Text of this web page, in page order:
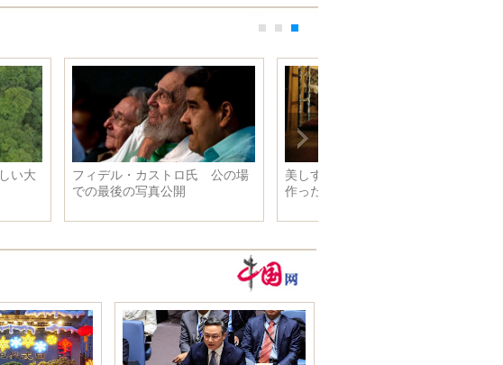
の女子大生が
中国空軍の多型戦闘機が同時に
バシー海峡と宮古海峡を通過